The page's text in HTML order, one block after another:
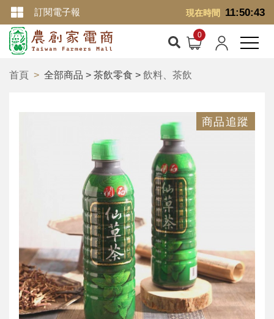
現在時間 11:50:43
訂閱電子報
首頁 全部商品 > 茶飲零食 > 飲料、茶飲
商品追蹤